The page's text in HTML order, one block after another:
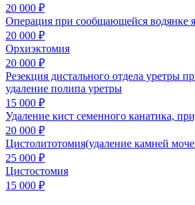
20 000 ₽
Операция при сообщающейся водянке
20 000 ₽
Орхиэктомия
20 000 ₽
Резекция дистального отдела уретры
удаление полипа уретры
15 000 ₽
Удаление кист семенного канатика,
20 000 ₽
Цистолитотомия(удаление камней
25 000 ₽
Цистостомия
15 000 ₽